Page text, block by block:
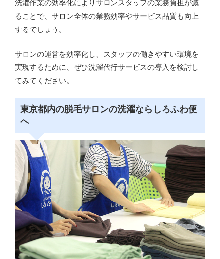
洗濯作業の効率化によりサロンスタッフの業務負担が減
ることで、サロン全体の業務効率やサービス品質も向上
するでしょう。
サロンの運営を効率化し、スタッフの働きやすい環境を
実現するために、ぜひ洗濯代行サービスの導入を検討し
てみてください。
東京都内の脱毛サロンの洗濯ならしろふわ便
へ